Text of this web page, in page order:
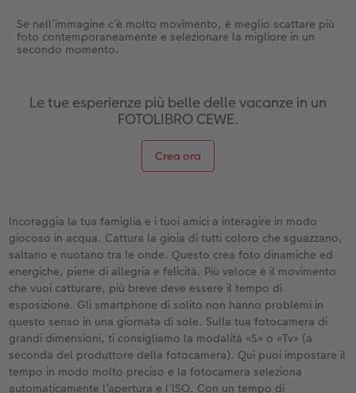
Se nell’immagine c’è molto movimento, è meglio scattare più
foto contemporaneamente e selezionare la migliore in un
secondo momento.
Le tue esperienze più belle delle vacanze in un
FOTOLIBRO CEWE.
Crea ora
Incoraggia la tua famiglia e i tuoi amici a interagire in modo
giocoso in acqua. Cattura la gioia di tutti coloro che sguazzano,
saltano e nuotano tra le onde. Questo crea foto dinamiche ed
energiche, piene di allegria e felicità. Più veloce è il movimento
che vuoi catturare, più breve deve essere il tempo di
esposizione. Gli smartphone di solito non hanno problemi in
questo senso in una giornata di sole. Sulla tua fotocamera di
grandi dimensioni, ti consigliamo la modalità «S» o «Tv» (a
seconda del produttore della fotocamera). Qui puoi impostare il
tempo in modo molto preciso e la fotocamera seleziona
automaticamente l’apertura e l’ISO. Con un tempo di